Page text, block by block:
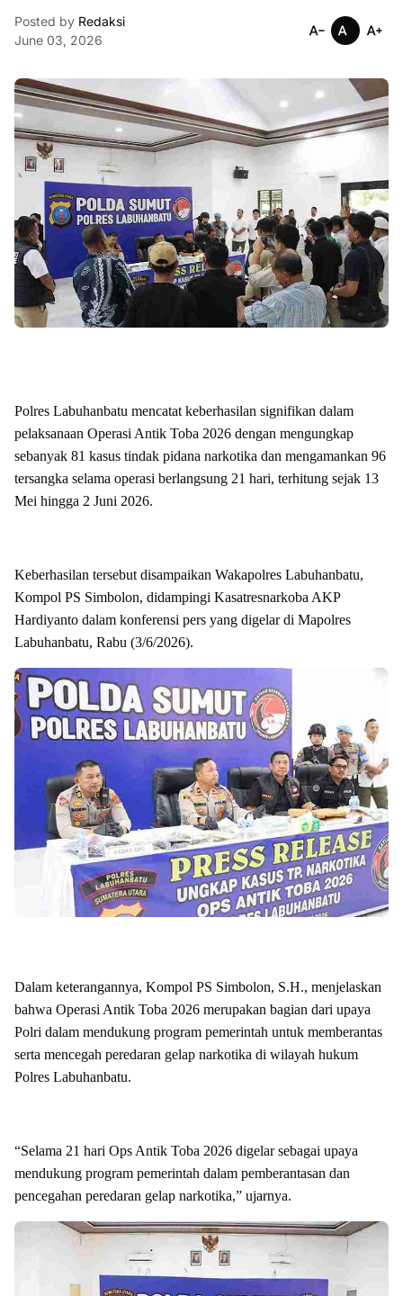
Posted by Redaksi
June 03, 2026
Polres Labuhanbatu mencatat keberhasilan signifikan dalam
pelaksanaan Operasi Antik Toba 2026 dengan mengungkap
sebanyak 81 kasus tindak pidana narkotika dan mengamankan 96
tersangka selama operasi berlangsung 21 hari, terhitung sejak 13
Mei hingga 2 Juni 2026.
Keberhasilan tersebut disampaikan Wakapolres Labuhanbatu,
Kompol PS Simbolon, didampingi Kasatresnarkoba AKP
Hardiyanto dalam konferensi pers yang digelar di Mapolres
Labuhanbatu, Rabu (3/6/2026).
Dalam keterangannya, Kompol PS Simbolon, S.H., menjelaskan
bahwa Operasi Antik Toba 2026 merupakan bagian dari upaya
Polri dalam mendukung program pemerintah untuk memberantas
serta mencegah peredaran gelap narkotika di wilayah hukum
Polres Labuhanbatu.
“Selama 21 hari Ops Antik Toba 2026 digelar sebagai upaya
mendukung program pemerintah dalam pemberantasan dan
pencegahan peredaran gelap narkotika,” ujarnya.